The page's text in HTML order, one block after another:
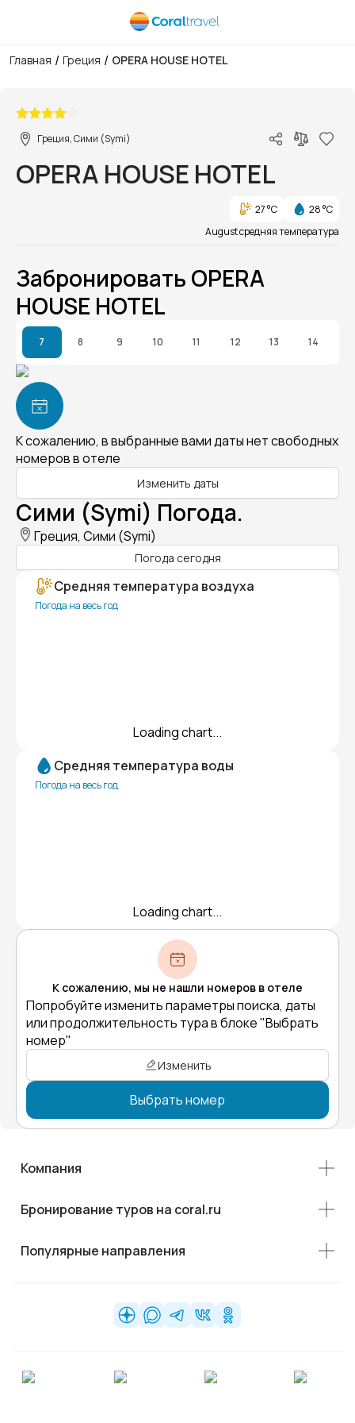
Главная / Греция / OPERA HOUSE HOTEL
Греция, Сими (Symi)
OPERA HOUSE HOTEL
27 °C
28 °C
August средняя температура
Забронировать OPERA
HOUSE HOTEL
7 8 9 10 11 12 13 14
К сожалению, в выбранные вами даты нет свободных
номеров в отеле
Изменить даты
Сими (Symi) Погода.
Греция, Сими (Symi)
Погода сегодня
Средняя температура воздуха
Погода на весь год
Loading chart...
Средняя температура воды
Погода на весь год
Loading chart...
К сожалению, мы не нашли номеров в отеле
Попробуйте изменить параметры поиска, даты
или продолжительность тура в блоке "Выбрать
номер"
Изменить
Выбрать номер
Компания
Бронирование туров на coral.ru
Популярные направления